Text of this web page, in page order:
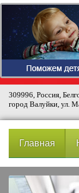
309996, Россия,
город Валуйки, ул.
Главная